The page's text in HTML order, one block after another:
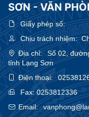
SƠN - VĂN
Giấy phép số:
Chịu trách nhiệm:
Địa chỉ:
Số 02,
tỉnh Lạng Sơn
Điện thoại:
Fax:0253812336
Email: